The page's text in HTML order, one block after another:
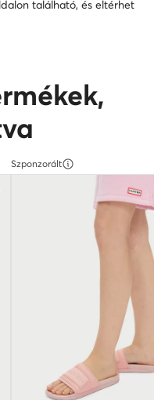
található, és eltérhet
Szponzorált